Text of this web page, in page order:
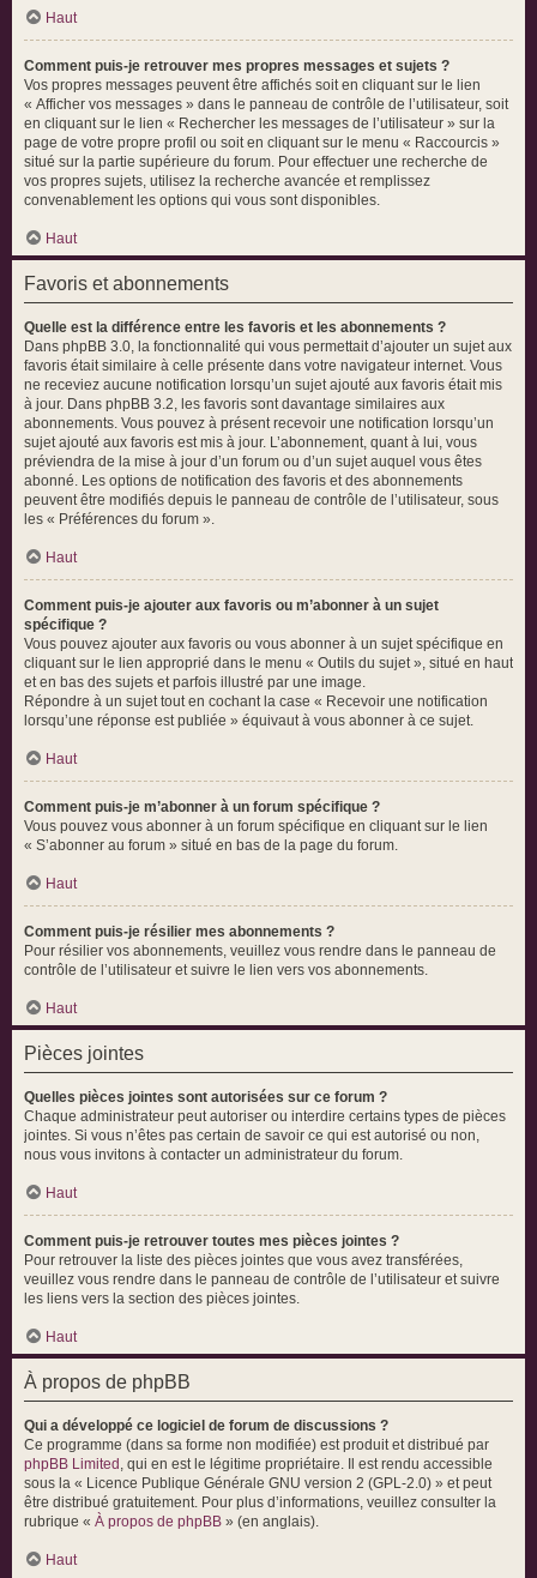
Haut
Comment puis-je retrouver mes propres messages et sujets ?
Vos propres messages peuvent être affichés soit en cliquant sur le lien
« Afficher vos messages » dans le panneau de contrôle de l’utilisateur, soit
en cliquant sur le lien « Rechercher les messages de l’utilisateur » sur la
page de votre propre profil ou soit en cliquant sur le menu « Raccourcis »
situé sur la partie supérieure du forum. Pour effectuer une recherche de
vos propres sujets, utilisez la recherche avancée et remplissez
convenablement les options qui vous sont disponibles.
Haut
Favoris et abonnements
Quelle est la différence entre les favoris et les abonnements ?
Dans phpBB 3.0, la fonctionnalité qui vous permettait d’ajouter un sujet aux
favoris était similaire à celle présente dans votre navigateur internet. Vous
ne receviez aucune notification lorsqu’un sujet ajouté aux favoris était mis
à jour. Dans phpBB 3.2, les favoris sont davantage similaires aux
abonnements. Vous pouvez à présent recevoir une notification lorsqu’un
sujet ajouté aux favoris est mis à jour. L’abonnement, quant à lui, vous
préviendra de la mise à jour d’un forum ou d’un sujet auquel vous êtes
abonné. Les options de notification des favoris et des abonnements
peuvent être modifiés depuis le panneau de contrôle de l’utilisateur, sous
les « Préférences du forum ».
Haut
Comment puis-je ajouter aux favoris ou m’abonner à un sujet
spécifique ?
Vous pouvez ajouter aux favoris ou vous abonner à un sujet spécifique en
cliquant sur le lien approprié dans le menu « Outils du sujet », situé en haut
et en bas des sujets et parfois illustré par une image.
Répondre à un sujet tout en cochant la case « Recevoir une notification
lorsqu’une réponse est publiée » équivaut à vous abonner à ce sujet.
Haut
Comment puis-je m’abonner à un forum spécifique ?
Vous pouvez vous abonner à un forum spécifique en cliquant sur le lien
« S’abonner au forum » situé en bas de la page du forum.
Haut
Comment puis-je résilier mes abonnements ?
Pour résilier vos abonnements, veuillez vous rendre dans le panneau de
contrôle de l’utilisateur et suivre le lien vers vos abonnements.
Haut
Pièces jointes
Quelles pièces jointes sont autorisées sur ce forum ?
Chaque administrateur peut autoriser ou interdire certains types de pièces
jointes. Si vous n’êtes pas certain de savoir ce qui est autorisé ou non,
nous vous invitons à contacter un administrateur du forum.
Haut
Comment puis-je retrouver toutes mes pièces jointes ?
Pour retrouver la liste des pièces jointes que vous avez transférées,
veuillez vous rendre dans le panneau de contrôle de l’utilisateur et suivre
les liens vers la section des pièces jointes.
Haut
À propos de phpBB
Qui a développé ce logiciel de forum de discussions ?
Ce programme (dans sa forme non modifiée) est produit et distribué par
phpBB Limited , qui en est le légitime propriétaire. Il est rendu accessible
sous la « Licence Publique Générale GNU version 2 (GPL-2.0) » et peut
être distribué gratuitement. Pour plus d’informations, veuillez consulter la
rubrique « À propos de phpBB » (en anglais).
Haut